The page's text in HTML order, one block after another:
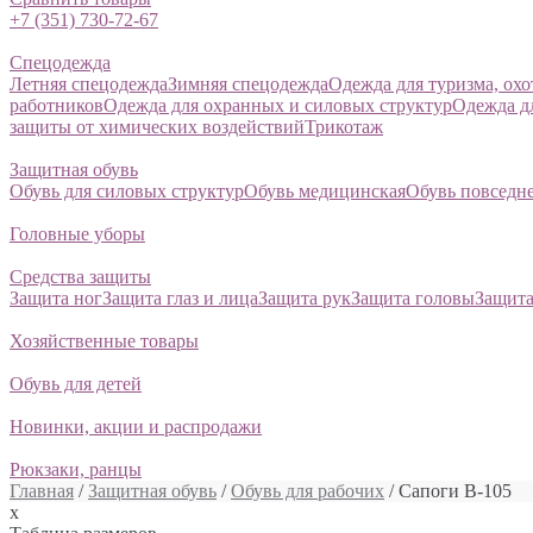
+7 (351) 730-72-67
Спецодежда
Летняя спецодеждаЗимняя спецодеждаОдежда для туризма,
работниковОдежда для охранных и силовых структурОдежда
защиты от химических воздействийТрикотаж
Защитная обувь
Обувь для силовых структурОбувь медицинскаяОбувь
Головные уборы
Средства защиты
Защита ногЗащита глаз и лицаЗащита рукЗащита головы
Хозяйственные товары
Обувь для детей
Новинки, акции и распродажи
Рюкзаки, ранцы
Главная /Защитная обувь /Обувь для рабочих / Сапоги В-105
x